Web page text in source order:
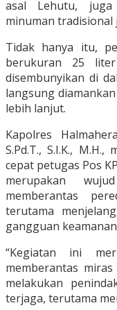
asal Lehutu,
minuman tradisional
Tidak hanya itu,
berukuran 25
disembunyikan di
langsung
lebih lanjut.
Kapolres
S.Pd.T., S.I.K.,
cepat petugas Pos
merupakan
memberantas
terutama
gangguan
“Kegiatan ini
memberantas
melakukan
terjaga, terutama